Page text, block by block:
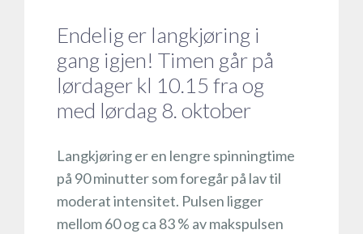
Endelig er langkjøring i
gang igjen! Timen går på
lørdager kl 10.15 fra og
med lørdag 8. oktober
Langkjøring er en lengre spinningtime
på 90 minutter som foregår på lav til
moderat intensitet. Pulsen ligger
mellom 60 og ca 83 % av makspulsen